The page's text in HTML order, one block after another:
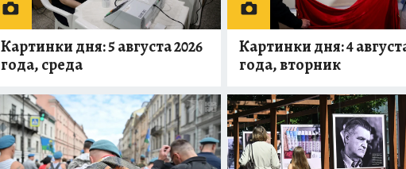
Картинки дня: 5 августа 2026
года, среда
Картинки дня: 4
года, вторник